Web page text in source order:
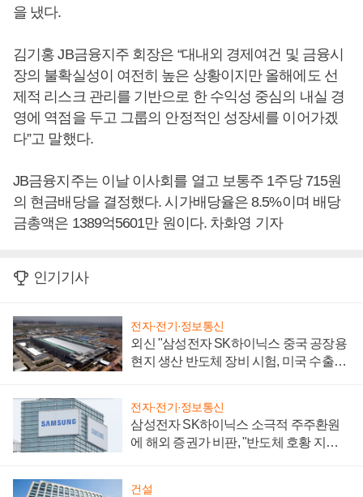
을 냈다.
김기홍 JB금융지주 회장은 “대내외 경제여건 및 금융시
장의 불확실성이 여전히 높은 상황이지만 올해에도 선
제적 리스크 관리를 기반으로 한 수익성 중심의 내실 경
영에 역점을 두고 그룹의 안정적인 성장세를 이어가겠
다”고 말했다.
JB금융지주는 이날 이사회를 열고 보통주 1주당 715원
의 현금배당을 결정했다. 시가배당율은 8.5%이며 배당
금총액은 1389억5601만 원이다. 차화영 기자
인기기사
전자·전기·정보통신
외신 "삼성전자 SK하이닉스 중국 공장용
현지 생산 반도체 장비 시험, 미국 수출통
전자·전기·정보통신
삼성전자 SK하이닉스 소극적 주주환원
에 해외 증권가 비판, "반도체 호황 지속
건설